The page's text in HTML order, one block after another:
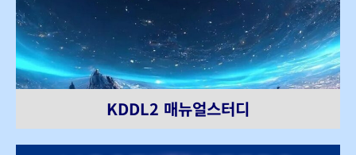
KDDL2 매뉴얼스터디